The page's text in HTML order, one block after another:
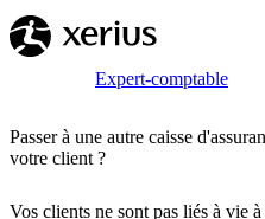
Sauter au contenu principal
Breadcrumb
AccueilExpert-comptable
Passer à une autre caisse
votre client ?
Vos clients ne sont pas liés à vie